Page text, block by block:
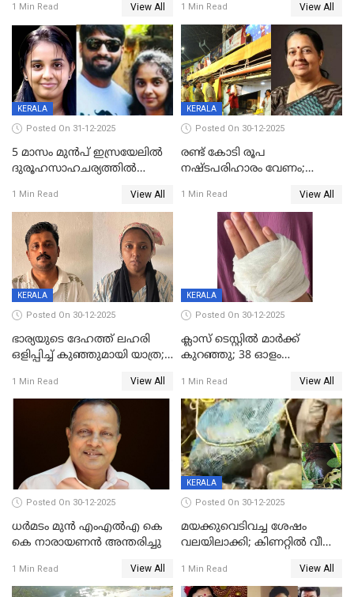
കിടപ്പുമുറിയില്‍ തൂങ്ങി മരിച്ച
നിലയിൽ
1 Min Read View All
ലോറി സ്കൂട്ടറിൽ ഇടിച്ചു :
യുവതിക്ക് ദാരുണാന്ത്യം
1 Min Read View All
KERALA
Posted On 31-12-2025
5 മാസം മുൻപ് ഇസ്രയേലിൽ
ദുരൂഹസാഹചര്യത്തിൽ
മലയാളി യുവാവിന്റെ ഭാര്യയും
മരിച്ചു
1 Min Read View All
KERALA
Posted On 30-12-2025
രണ്ട് കോടി രൂപ
നഷ്ടപരിഹാരം വേണം;
നോട്ടീസയച്ച് ഉമാ തോമസ്
1 Min Read View All
KERALA
Posted On 30-12-2025
ഭാര്യയുടെ ദേഹത്ത് ലഹരി
ഒളിപ്പിച്ച് കുഞ്ഞുമായി യാത്ര;
പിടികൂടി പൊലീസ്
1 Min Read View All
KERALA
Posted On 30-12-2025
ക്ലാസ് ടെസ്റ്റിൽ മാർക്ക്
കുറഞ്ഞു; 38 ഓളം
സെന്ററിലെ അധ്യാപകന്‍
മർദിച്ചതായി പരാതി
1 Min Read View All
Posted On 30-12-2025
ധർമടം മുൻ എംഎല്‍എ കെ
കെ നാരായണന്‍ അന്തരിച്ചു
1 Min Read View All
KERALA
Posted On 30-12-2025
മയക്കുവെടിവച്ച ശേഷം
വലയിലാക്കി; കിണറ്റിൽ വീണ
1 Min Read View All